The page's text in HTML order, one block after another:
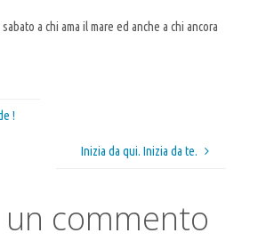
a chi ama il mare ed anche a chi ancora
!
Inizia da qui. Inizia da te.
un commento